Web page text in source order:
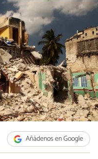
Añádenos en Google